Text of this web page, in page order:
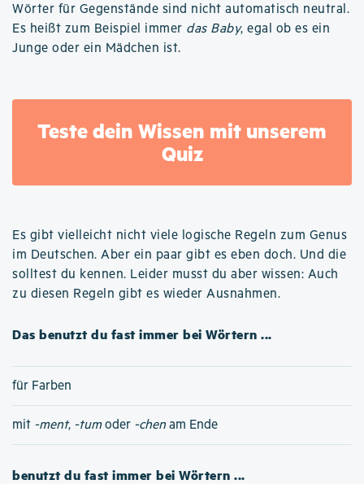
Wörter für Gegenstände sind nicht automatisch neutral.
Es heißt zum Beispiel immer das Baby, egal ob es ein
Junge oder ein Mädchen ist.
Teste dein Wissen mit unserem
Quiz
Es gibt vielleicht nicht viele logische Regeln zum Genus
im Deutschen. Aber ein paar gibt es eben doch. Und die
solltest du kennen. Leider musst du aber wissen: Auch
zu diesen Regeln gibt es wieder Ausnahmen.
Das benutzt du fast immer bei Wörtern ...
für Farben
mit -ment, -tumoder -chen am Ende
benutzt du fast immer bei Wörtern ...